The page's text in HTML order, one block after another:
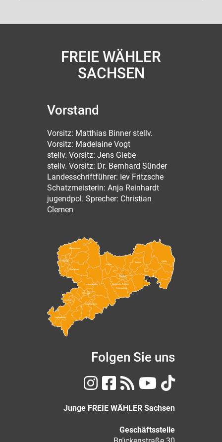
FREIE WÄHLER
SACHSEN
Vorstand
Vorsitz: Matthias Binner stellv.
Vorsitz: Madelaine Vogt
stellv. Vorsitz: Jens Giebe
stellv. Vorsitz: Dr. Bernhard Sünder
Landesschriftführer: Iev Fritzsche
Schatzmeisterin: Anja Reinhardt
jugendpol. Sprecher: Christian
Clemen
Bautzen Görlitz
Leipzig
Leipzig Land
Meißen
Erzgebirgskreis
Mittelsachsen
Nordsachsen
Osterzgebirge
Sächsische Schweiz-
Vogtlandkreis
Zwickau
Dresden
Chemnitz
Folgen Sie uns
Junge FREIE WÄHLER Sachsen
Geschäftsstelle